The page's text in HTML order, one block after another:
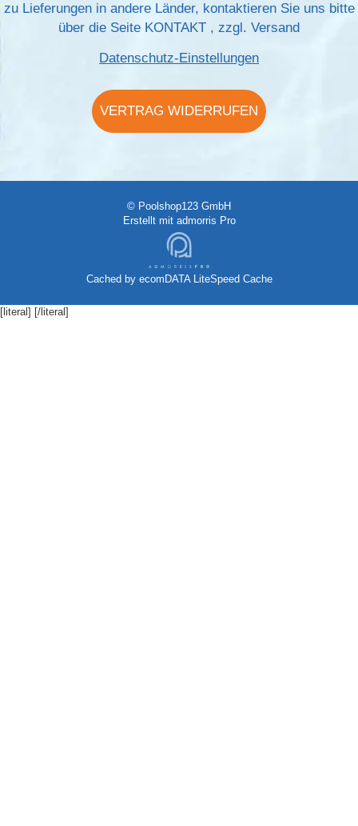
zu Lieferungen in andere Länder, kontaktieren Sie uns bitte
über die Seite KONTAKT , zzgl. Versand
Datenschutz-Einstellungen
VERTRAG WIDERRUFEN
© Poolshop123 GmbH
Erstellt mit admorris Pro
Cached by ecomDATA LiteSpeed Cache
[literal] [/literal]